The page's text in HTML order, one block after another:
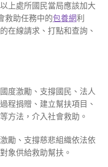
上處所國民當局應該加大
救助任務中的包養網利
在線請求、打點和查詢、
度激勵、支撐國民、法人
程捐贈、建立幫扶項目、
方法，介入社會救助。
勵、支撐慈悲組織依法依
象供給救助幫扶。